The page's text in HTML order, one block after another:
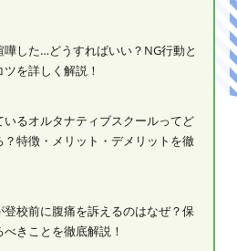
嘩した…どうすればいい？NG行動と
を詳しく解説！
いるオルタナティブスクールってど
？特徴・メリット・デメリットを徹
登校前に腹痛を訴えるのはなぜ？保
きことを徹底解説！